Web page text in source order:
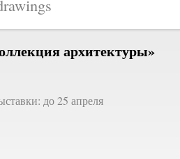
архитектуры»
до 25 апреля